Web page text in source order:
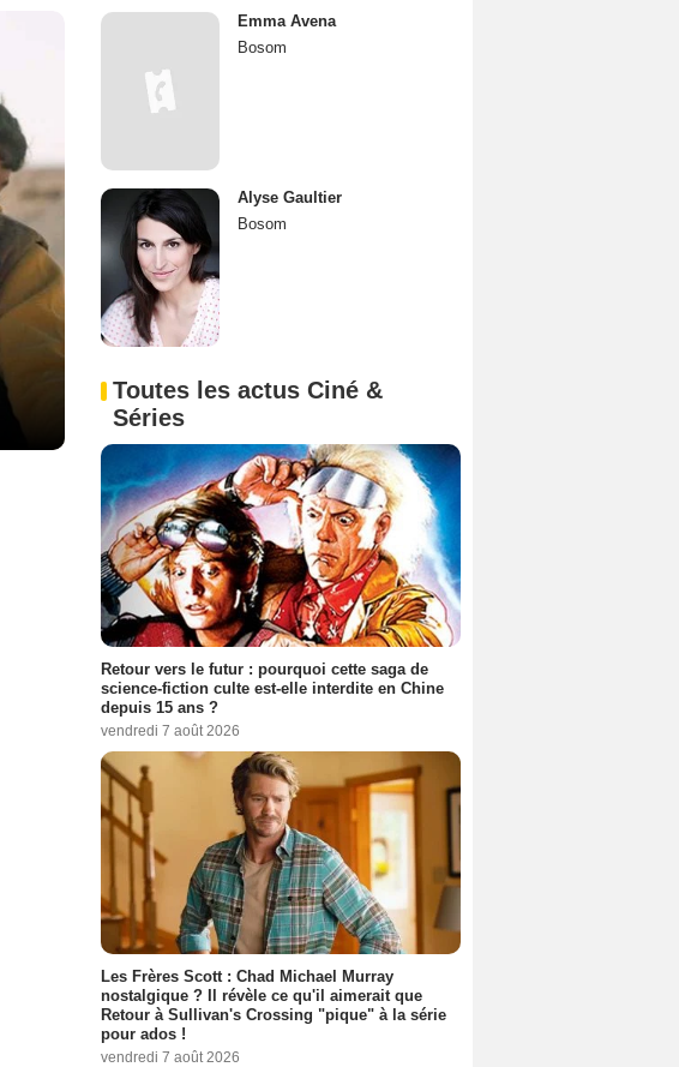
Emma Avena
Bosom
Alyse Gaultier
Bosom
Toutes les actus Ciné &
Séries
Retour vers le futur : pourquoi cette saga de
science-fiction culte est-elle interdite en Chine
depuis 15 ans ?
vendredi 7 août 2026
Les Frères Scott : Chad Michael Murray
nostalgique ? Il révèle ce qu'il aimerait que
Retour à Sullivan's Crossing "pique" à la série
pour ados !
vendredi 7 août 2026